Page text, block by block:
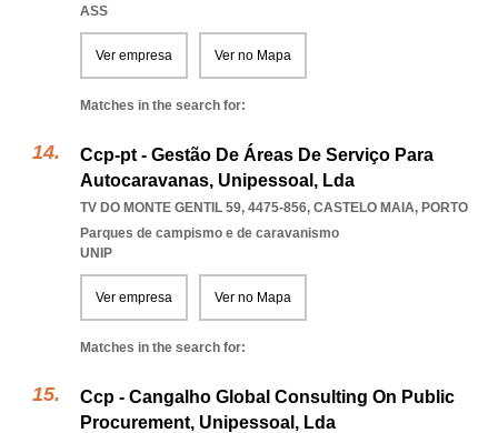
ASS
Ver empresa Ver no Mapa
Matches in the search for:
Ccp-pt - Gestão De Áreas De Serviço Para
Autocaravanas, Unipessoal, Lda
TV DO MONTE GENTIL 59, 4475-856, CASTELO MAIA, PORTO
Parques de campismo e de caravanismo
UNIP
Ver empresa Ver no Mapa
Matches in the search for:
Ccp - Cangalho Global Consulting On Public
Procurement, Unipessoal, Lda